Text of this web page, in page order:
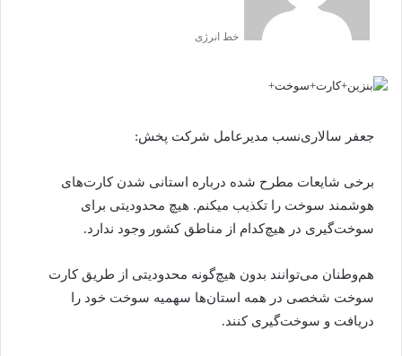
خط انرژی
جعفر سالاری‌نسب مدیرعامل شرکت پخش:
برخی شایعات مطرح شده درباره استانی شدن کارت‌های
هوشمند سوخت را تکذیب میکنم. هیچ محدودیتی برای
سوخت‌گیری در هیچ‌کدام از مناطق کشور وجود ندارد.
هم‌وطنان می‌توانند بدون هیچ‌گونه محدودیتی از طریق کارت
سوخت شخصی در همه استان‌ها سهمیه سوخت خود را
دریافت و سوخت‌گیری کنند.